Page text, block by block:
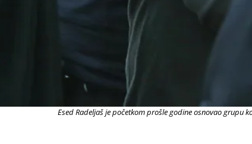
Esed Radeljaš je početkom prošle godine osnovao grupu